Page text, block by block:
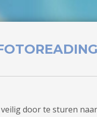
door te sturen naar